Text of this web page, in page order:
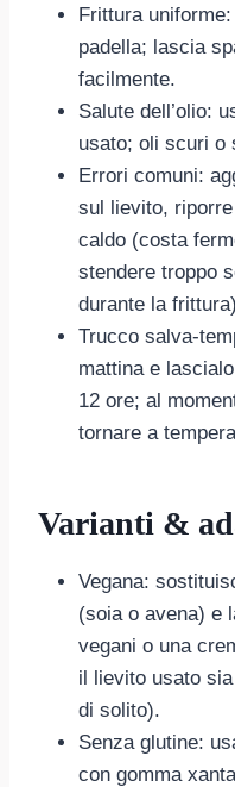
Frittura
padella; lascia
facilmente.
Salute dell’olio:
usato; oli scuri o
Errori comuni:
sul lievito, riporre
caldo (costa
stendere troppo
durante la
Trucco salva-
mattina e
12 ore; al
tornare a
Varianti &
Vegana:
(soia o avena) e
vegani o una
il lievito usato
di solito).
Senza glutine:
con gomma